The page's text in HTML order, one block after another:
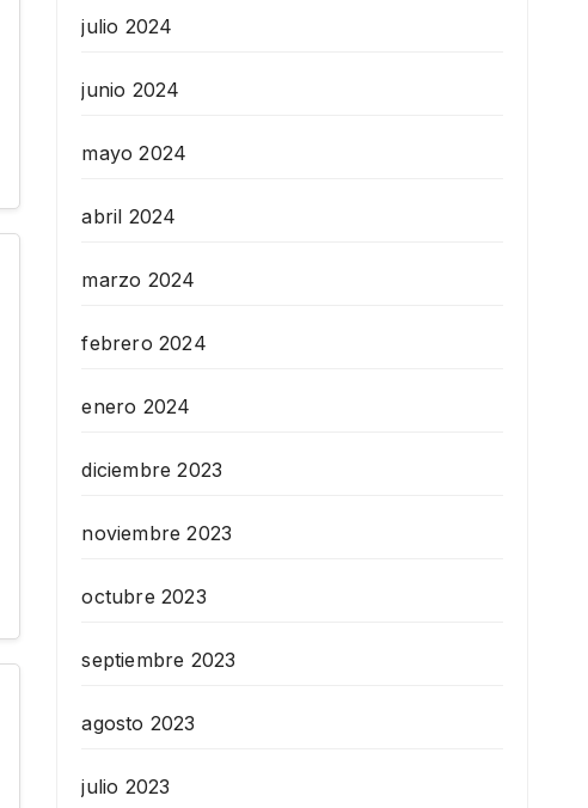
julio 2024
junio 2024
mayo 2024
abril 2024
marzo 2024
febrero 2024
enero 2024
diciembre 2023
noviembre 2023
octubre 2023
septiembre 2023
agosto 2023
julio 2023